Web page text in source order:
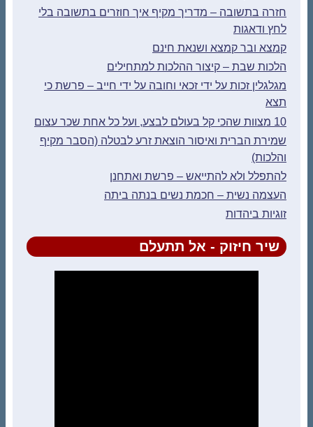
חזרה בתשובה – מדריך מקיף איך חוזרים בתשובה בלי
לחץ ודאגות
קמצא ובר קמצא ושנאת חינם
הלכות שבת – קיצור ההלכות למתחילים
מגלגלין זכות על ידי זכאי וחובה על ידי חייב – פרשת כי
תצא
10 מצוות שהכי קל בעולם לבצע, ועל כל אחת שכר עצום
שמירת הברית ואיסור הוצאת זרע לבטלה (הסבר מקיף
והלכות)
להתפלל ולא להתייאש – פרשת ואתחנן
העצמה נשית – חכמת נשים בנתה ביתה
זוגיות ביהדות
שיר חיזוק - אל תתעלם